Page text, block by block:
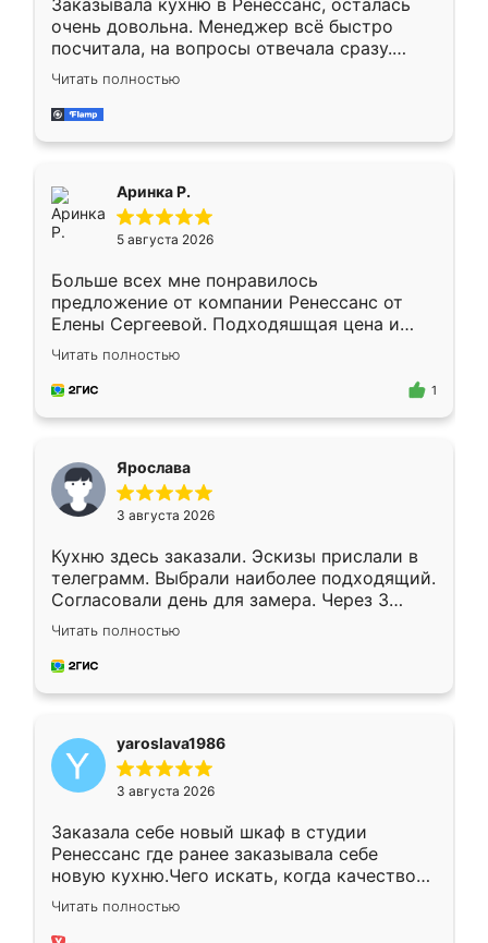
Заказывала кухню в Ренессанс, осталась
очень довольна. Менеджер всё быстро
посчитала, на вопросы отвечала сразу.
Замерщик приехал в субботу, подошёл к
делу со всей ответственностью. Собрали
за день, ребята работали аккуратно, даже
Читать полностью
Аринка Р.
5 августа 2026
Больше всех мне понравилось
предложение от компании Ренессанс от
Елены Сергеевой. Подходяшщая цена и
короткие сроки изготовления. Приехавший
для замера сотрудник Владислав
предложил по моему эскизу самый
Читать полностью
1
Ярослава
3 августа 2026
Кухню здесь заказали. Эскизы прислали в
телеграмм. Выбрали наиболее подходящий.
Согласовали день для замера. Через 3
недели кухня была уже готова. Остались
довольны работой. Спасибо Ренессанс
мебель за качественную работу!
Читать полностью
yaroslava1986
3 августа 2026
Заказала себе новый шкаф в студии
Ренессанс где ранее заказывала себе
новую кухню.Чего искать, когда качеством
вполне довольна. Служит кухня уже почти
два года, нареканий нет.
Читать полностью